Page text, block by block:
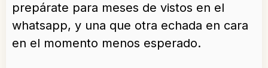
prepárate para meses de vistos en el
whatsapp, y una que otra echada en cara
en el momento menos esperado.